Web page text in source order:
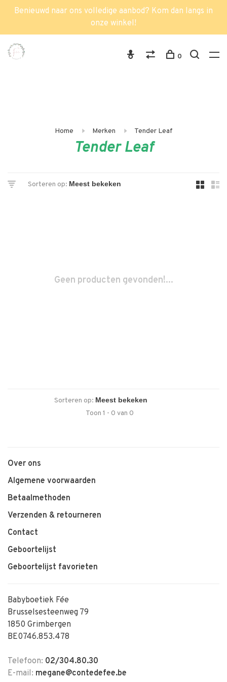
Benieuwd naar ons volledige aanbod? Kom dan langs in
onze winkel!
0
Home Merken Tender Leaf
Tender Leaf
Sorteren op:
Geen producten gevonden!...
Sorteren op:
Toon 1 - 0 van 0
Over ons
Algemene voorwaarden
Betaalmethoden
Verzenden & retourneren
Contact
Geboortelijst
Geboortelijst favorieten
Babyboetiek Fée
Brusselsesteenweg 79
1850 Grimbergen
BE0746.853.478
Telefoon: 02/304.80.30
E-mail: megane@contedefee.be